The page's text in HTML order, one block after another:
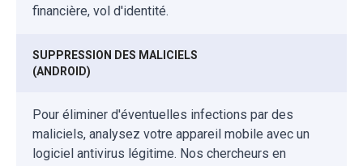
financière, vol d'identité.
SUPPRESSION DES MALICIELS
(ANDROID)
Pour éliminer d'éventuelles infections par des
maliciels, analysez votre appareil mobile avec un
logiciel antivirus légitime. Nos chercheurs en